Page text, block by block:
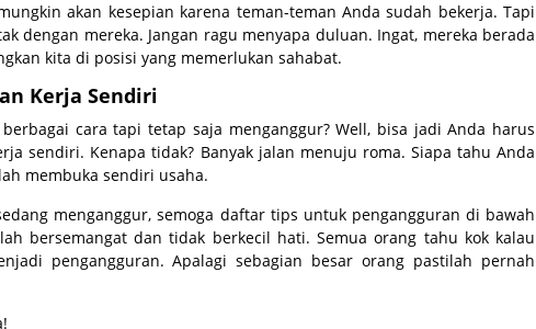
akan kesepian karena teman-teman Anda sudah bekerja. Tapi
dengan mereka. Jangan ragu menyapa duluan. Ingat, mereka berada
kita di posisi yang memerlukan sahabat.
Kerja Sendiri
cara tapi tetap saja menganggur? Well, bisa jadi Anda harus
sendiri. Kenapa tidak? Banyak jalan menuju roma. Siapa tahu Anda
membuka sendiri usaha.
menganggur, semoga daftar tips untuk pengangguran di bawah
bersemangat dan tidak berkecil hati. Semua orang tahu kok kalau
pengangguran. Apalagi sebagian besar orang pastilah pernah